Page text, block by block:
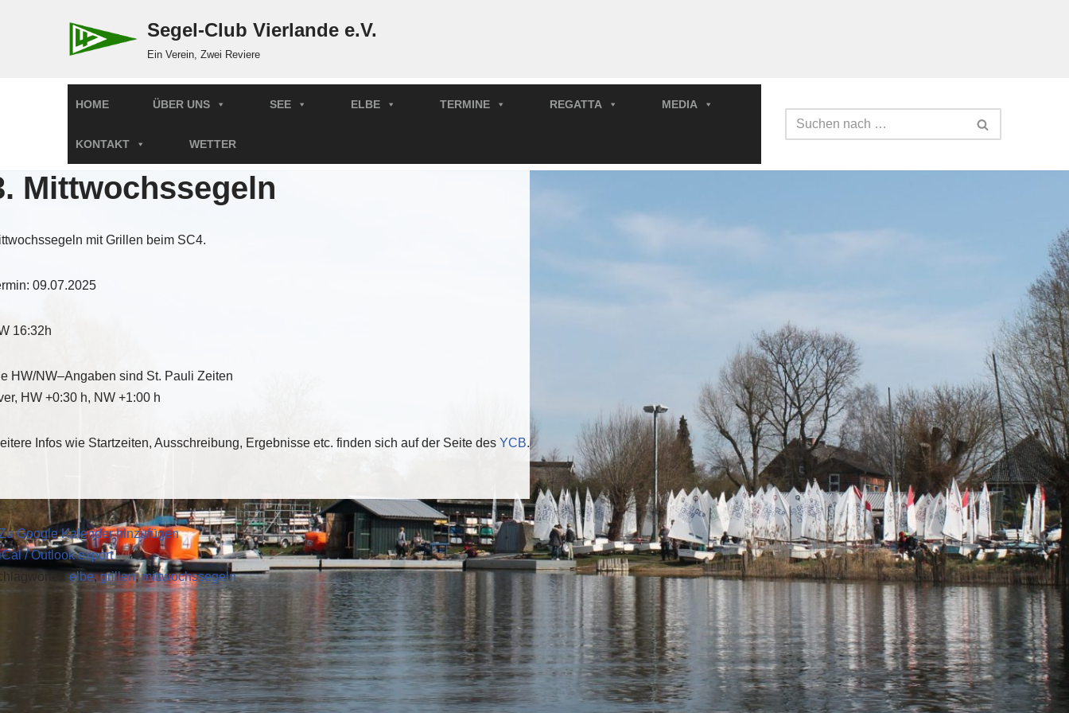
Segel-Club Vierlande e.V.
Ein Verein, Zwei Reviere
HOME ÜBER UNS SEE ELBE TERMINE REGATTA MEDIA
KONTAKT WETTER
Mittwochssegeln
mit Grillen beim SC4.
09.07.2025
16:32h
HW/NW–Angaben sind St. Pauli Zeiten
HW +0:30 h, NW +1:00 h
Infos wie Startzeiten, Ausschreibung, Ergebnisse etc. finden sich auf der Seite des YCB.
Google Kalender hinzufügen
/ Outlook export
elbe,grillen,mittwochssegeln